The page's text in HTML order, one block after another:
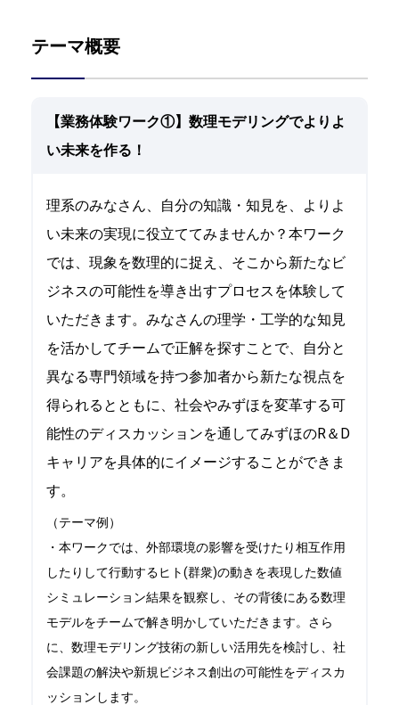
テーマ概要
【業務体験ワーク①】数理モデリングでよりよ
い未来を作る！
理系のみなさん、自分の知識・知見を、よりよ
い未来の実現に役立ててみませんか？本ワーク
では、現象を数理的に捉え、そこから新たなビ
ジネスの可能性を導き出すプロセスを体験して
いただきます。みなさんの理学・工学的な知見
を活かしてチームで正解を探すことで、自分と
異なる専門領域を持つ参加者から新たな視点を
得られるとともに、社会やみずほを変革する可
能性のディスカッションを通してみずほのR＆D
キャリアを具体的にイメージすることができま
す。
（テーマ例）
・本ワークでは、外部環境の影響を受けたり相互作用
したりして行動するヒト(群衆)の動きを表現した数値
シミュレーション結果を観察し、その背後にある数理
モデルをチームで解き明かしていただきます。さら
に、数理モデリング技術の新しい活用先を検討し、社
会課題の解決や新規ビジネス創出の可能性をディスカ
ッションします。